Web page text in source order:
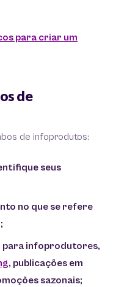
para criar um
de
de infoprodutos:
seus
no que se refere
para infoprodutores,
, publicações em
sazonais;